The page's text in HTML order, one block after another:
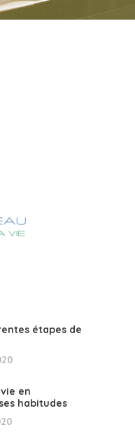
étapes de
en
habitudes